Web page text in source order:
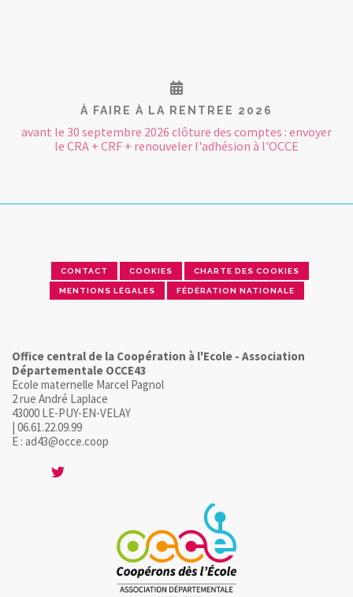
À FAIRE À LA RENTREE 2026
avant le 30 septembre 2026 clôture des comptes : envoyer
le CRA + CRF + renouveler l'adhésion à l'OCCE
CONTACT COOKIES CHARTE DES COOKIES
MENTIONS LÉGALES FÉDÉRATION NATIONALE
Office central de la Coopération à l'Ecole - Association
Départementale OCCE43
Ecole maternelle Marcel Pagnol
2 rue André Laplace
43000 LE-PUY-EN-VELAY
| 06.61.22.09.99
E : ad43@occe.coop